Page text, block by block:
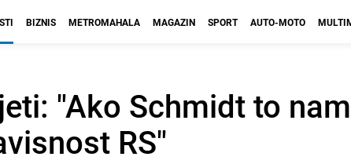
BIZNIS METROMAHALA MAGAZIN SPORT AUTO-MOTO
"Ako Schmidt to
RS"